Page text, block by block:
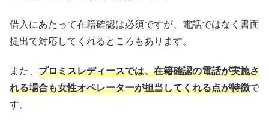
借入にあたって在籍確認は必須ですが、電話ではなく書面
提出で対応してくれるところもあります。
また、 プロミスレディースでは、在籍確認の電話が実施さ
れる場合も女性オペレーターが担当してくれる点が特徴で
す。